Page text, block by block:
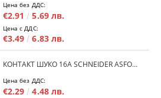
Цена без ДДС:
€2.91 5.69 лв.
Цена с ДДС:
€3.49 6.83 лв.
КОНТАКТ ШУКО 16A SCHNEIDER ASFORA EPH2900121 - БЯЛ
Цена без ДДС:
€2.29 4.48 лв.